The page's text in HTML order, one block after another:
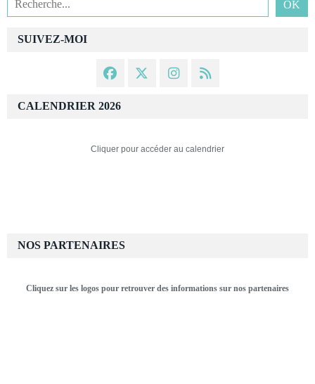
SUIVEZ-MOI
CALENDRIER 2026
Cliquer pour accéder au calendrier
NOS PARTENAIRES
Cliquez sur les logos pour retrouver des informations sur nos partenaires